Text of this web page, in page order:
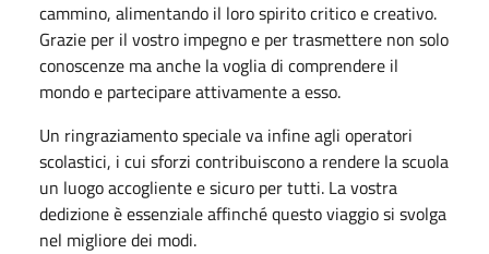
cammino, alimentando il loro spirito critico e creativo.
Grazie per il vostro impegno e per trasmettere non solo
conoscenze ma anche la voglia di comprendere il
mondo e partecipare attivamente a esso.
Un ringraziamento speciale va infine agli operatori
scolastici, i cui sforzi contribuiscono a rendere la scuola
un luogo accogliente e sicuro per tutti. La vostra
dedizione è essenziale affinché questo viaggio si svolga
nel migliore dei modi.